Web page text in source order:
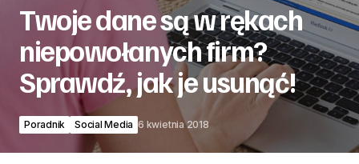
Twoje dane są w rękach
niepowołanych firm?
Sprawdź, jak je usunąć!
Poradnik Social Media 6 kwietnia 2018